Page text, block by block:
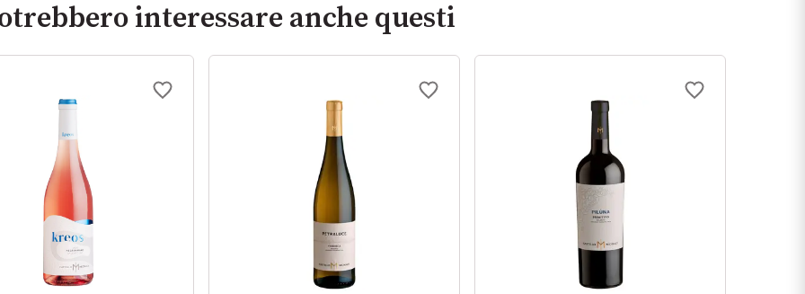
interessare anche questi